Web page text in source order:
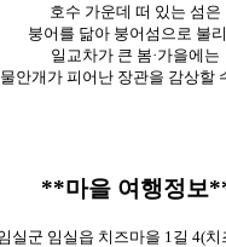
호수 가운데 떠 있는 섬은
붕어를 닮아 붕어섬으로 불리
일교차가 큰 봄·가을에는
물안개가 피어난 장관을 감상할
**마을 여행정보
실군 임실읍 치즈마을 1길 4(